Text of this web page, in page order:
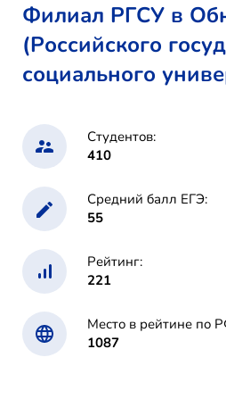
Филиал РГСУ в
(Российского
социального
Студентов:
410
Средний балл ЕГЭ:
55
Рейтинг:
221
Место в рейтине по
1087